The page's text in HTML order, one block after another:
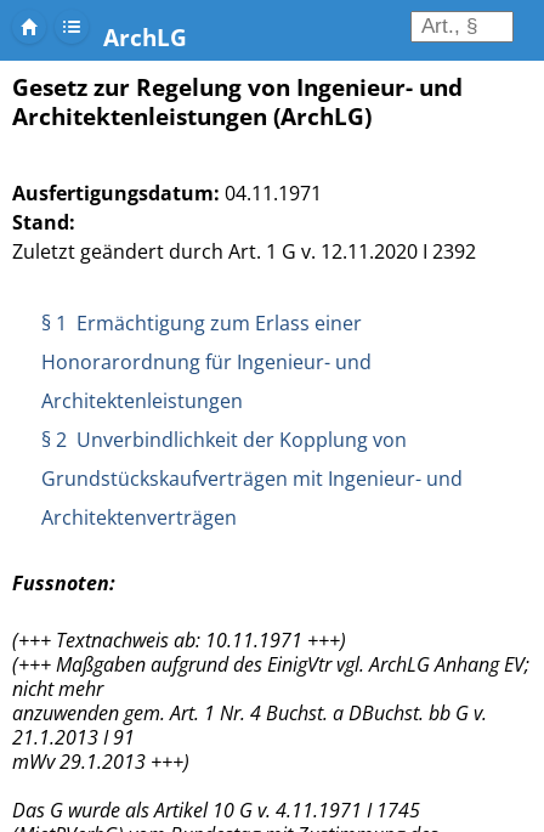
ArchLG
Gesetz zur Regelung von Ingenieur- und
Architektenleistungen (ArchLG)
Ausfertigungsdatum: 04.11.1971
Stand:
Zuletzt geändert durch Art. 1 G v. 12.11.2020 I 2392
§ 1 Ermächtigung zum Erlass einer
Honorarordnung für Ingenieur- und
Architektenleistungen
§ 2 Unverbindlichkeit der Kopplung von
Grundstückskaufverträgen mit Ingenieur- und
Architektenverträgen
Fussnoten:
(+++ Textnachweis ab: 10.11.1971 +++)
(+++ Maßgaben aufgrund des EinigVtr vgl. ArchLG Anhang EV;
nicht mehr
anzuwenden gem. Art. 1 Nr. 4 Buchst. a DBuchst. bb G v.
21.1.2013 I 91
mWv 29.1.2013 +++)
Das G wurde als Artikel 10 G v. 4.11.1971 I 1745